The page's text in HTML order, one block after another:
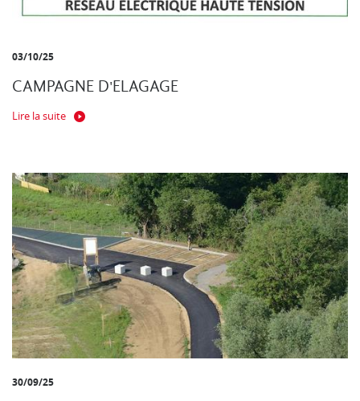
03/10/25
CAMPAGNE D'ELAGAGE
Lire la suite
30/09/25